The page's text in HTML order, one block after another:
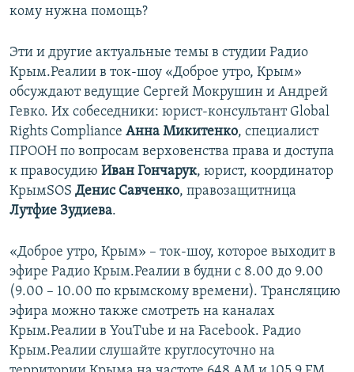
кому нужна помощь?
Эти и другие актуальные темы в студии Радио
Крым.Реалии в ток-шоу «Доброе утро, Крым»
обсуждают ведущие Сергей Мокрушин и Андрей
Гевко. Их собеседники: юрист-консультант Global
Rights Compliance Анна Микитенко, специалист
ПРООН по вопросам верховенства права и доступа
к правосудию Иван Гончарук, юрист, координатор
КрымSOS Денис Савченко, правозащитница
Лутфие Зудиева.
«Доброе утро, Крым» – ток-шоу, которое выходит в
эфире Радио Крым.Реалии в будни с 8.00 до 9.00
(9.00 – 10.00 по крымскому времени). Трансляцию
эфира можно также смотреть на каналах
Крым.Реалии в YouTube и на Facebook. Радио
Крым.Реалии слушайте круглосуточно на